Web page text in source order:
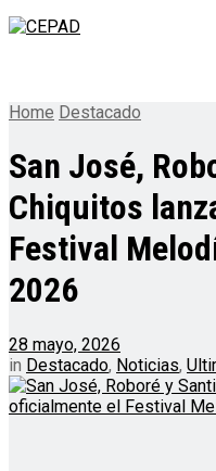
Home Destacado
San José,
Chiquitos
Festival
2026
28 mayo, 2026
in Destacado, Noticias,